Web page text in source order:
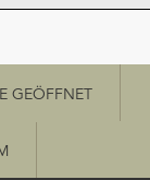
GEÖFFNET